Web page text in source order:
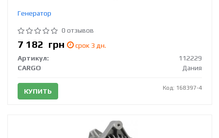
Генератор
0 отзывов
7 182 грн
срок 3 дн.
Артикул:
112229
CARGO
Дания
КУПИТЬ Код: 168397-4